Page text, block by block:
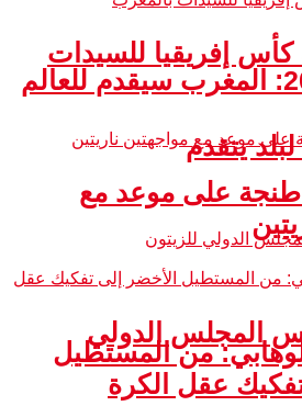
مونديال 2030: المغرب سيقدم للعالم
يتقدم
المجلس الدولي
كأس إفريقيا للسيدات
على موعد مع
من المستطيل
عقل الكرة